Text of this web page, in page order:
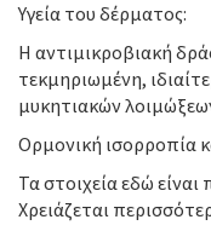
Υγεία του δέρματος:
Η αντιμικροβιακή
τεκμηριωμένη,
μυκητιακών
Ορμονική ισορροπία
Τα στοιχεία εδώ είναι
Χρειάζεται